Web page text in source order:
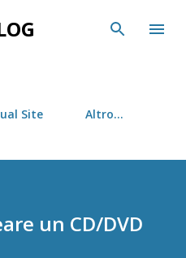
principali
Site Altro…
un CD/DVD